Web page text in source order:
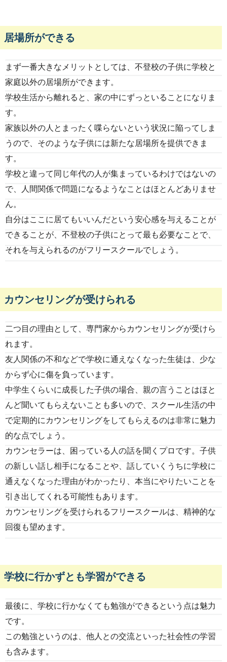
居場所ができる
まず一番大きなメリットとしては、不登校の子供に学校と
家庭以外の居場所ができます。
学校生活から離れると、家の中にずっといることになりま
す。
家族以外の人とまったく喋らないという状況に陥ってしま
うので、そのような子供には新たな居場所を提供できま
す。
学校と違って同じ年代の人が集まっているわけではないの
で、人間関係で問題になるようなことはほとんどありませ
ん。
自分はここに居てもいいんだという安心感を与えることが
できることが、不登校の子供にとって最も必要なことで、
それを与えられるのがフリースクールでしょう。
カウンセリングが受けられる
二つ目の理由として、専門家からカウンセリングが受けら
れます。
友人関係の不和などで学校に通えなくなった生徒は、少な
からず心に傷を負っています。
中学生くらいに成長した子供の場合、親の言うことはほと
んど聞いてもらえないことも多いので、スクール生活の中
で定期的にカウンセリングをしてもらえるのは非常に魅力
的な点でしょう。
カウンセラーは、困っている人の話を聞くプロです。子供
の新しい話し相手になることや、話していくうちに学校に
通えなくなった理由がわかったり、本当にやりたいことを
引き出してくれる可能性もあります。
カウンセリングを受けられるフリースクールは、精神的な
回復も望めます。
学校に行かずとも学習ができる
最後に、学校に行かなくても勉強ができるという点は魅力
です。
この勉強というのは、他人との交流といった社会性の学習
も含みます。